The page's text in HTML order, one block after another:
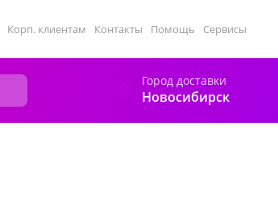
Корп. клиентам Контакты Помощь Сервисы
Город доставки
Новосибирск